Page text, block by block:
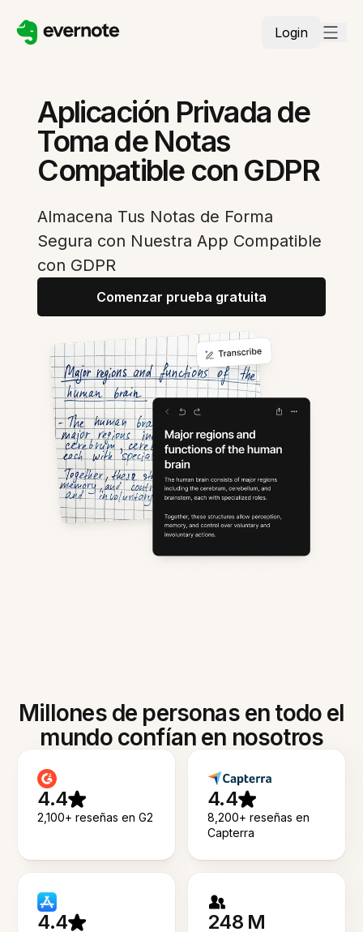
Login
Aplicación Privada de
Toma de Notas
Compatible con GDPR
Almacena Tus Notas de Forma
Segura con Nuestra App Compatible
con GDPR
Comenzar prueba gratuita
Millones de personas en todo el
mundo confían en nosotros
4.4
2,100+ reseñas en G2
4.4
8,200+ reseñas en
Capterra
4.4 248 M